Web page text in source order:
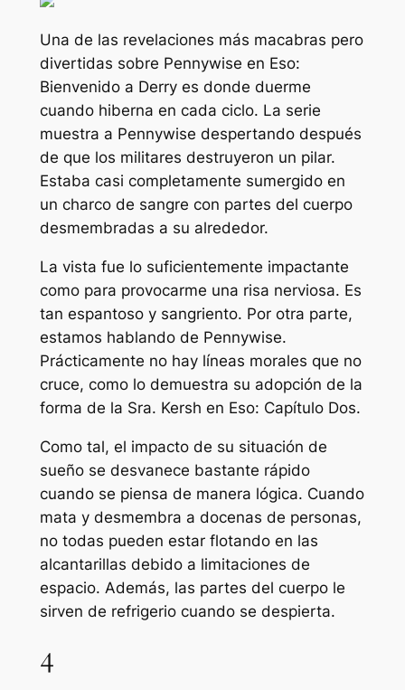
Una de las revelaciones más macabras pero
divertidas sobre Pennywise en Eso:
Bienvenido a Derryes donde duerme
cuando hiberna en cada ciclo. La serie
muestra a Pennywise despertando después
de que los militares destruyeron un pilar.
Estaba casi completamente sumergido en
un charco de sangre con partes del cuerpo
desmembradas a su alrededor.
La vista fue lo suficientemente impactante
como para provocarme una risa nerviosa. Es
tan espantoso y sangriento. Por otra parte,
estamos hablando de Pennywise.
Prácticamente no hay líneas morales que no
cruce, como lo demuestra su adopción de la
forma de la Sra. Kersh en Eso: Capítulo Dos.
Como tal, el impacto de su situación de
sueño se desvanece bastante rápido
cuando se piensa de manera lógica. Cuando
mata y desmembra a docenas de personas,
no todas pueden estar flotando en las
alcantarillas debido a limitaciones de
espacio. Además, las partes del cuerpo le
sirven de refrigerio cuando se despierta.
4